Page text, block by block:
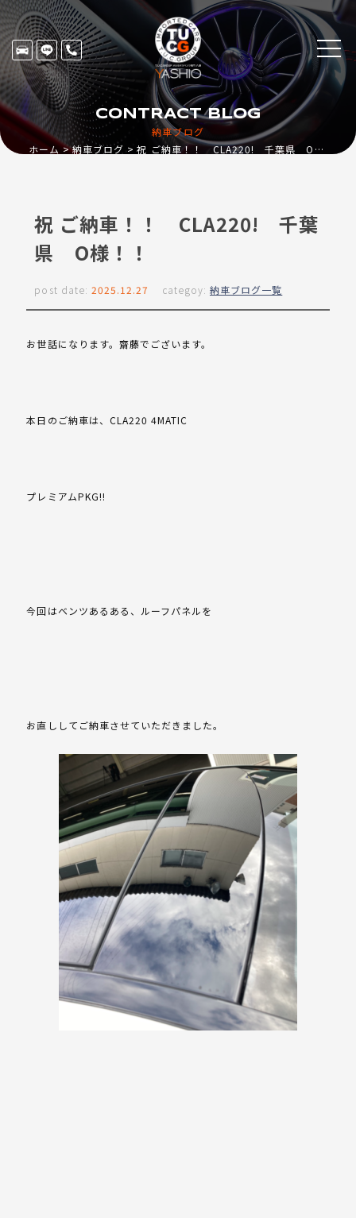
納車ブログ
CONTRACT BLOG
ホーム 納車ブログ 祝 ご納車！！ CLA220! 千葉県 O様！！
祝 ご納車！！ CLA220! 千葉
県 O様！！
post date: 2025.12.27 categoy: 納車ブログ一覧
お世話になります。齋藤でございます。
本日のご納車は、CLA220 4MATIC
プレミアムPKG!!
今回はベンツあるある、ルーフパネルを
お直ししてご納車させていただきました。